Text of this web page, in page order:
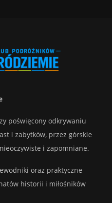
poświęcony odkrywaniu
i zabytków, przez górskie
i zapomniane.
oraz praktyczne
historii i miłośników